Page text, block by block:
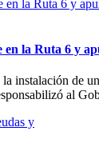
en la Ruta 6 y
instalación de
al